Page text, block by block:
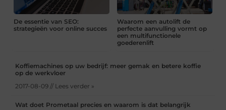
De essentie van SEO:
strategieën voor online succes
Waarom een autolift de
perfecte aanvulling vormt op
een multifunctionele
goederenlift
Koffiemachines op uw bedrijf: meer gemak en betere koffie
op de werkvloer
2017-08-09 // Lees verder »
Wat doet Prometaal precies en waarom is dat belangrijk